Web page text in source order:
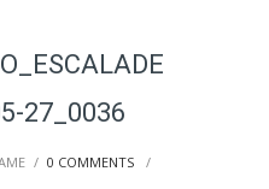
27_0036
/ 0 COMMENTS
/